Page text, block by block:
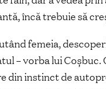
încă trebuie să
femeia,
– vorba lui Coșbuc.
din instinct de